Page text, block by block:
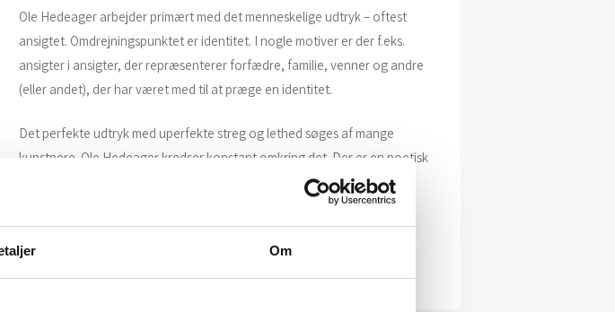
Om
Ole Hedeager arbejder primært med det menneskelige udtryk – oftest
ansigtet. Omdrejningspunktet er identitet. I nogle motiver er der f.eks.
ansigter i ansigter, der repræsenterer forfædre, familie, venner og andre
(eller andet), der har været med til at præge en identitet.
Det perfekte udtryk med uperfekte streg og lethed søges af mange
kunstnere. Ole Hedeager kredser konstant omkring det. Der er en poetisk
enkelhed i hans værker, som umiddelbart synes nordisk, men også
Se alle Ole Hedeager originale kunstværker HER